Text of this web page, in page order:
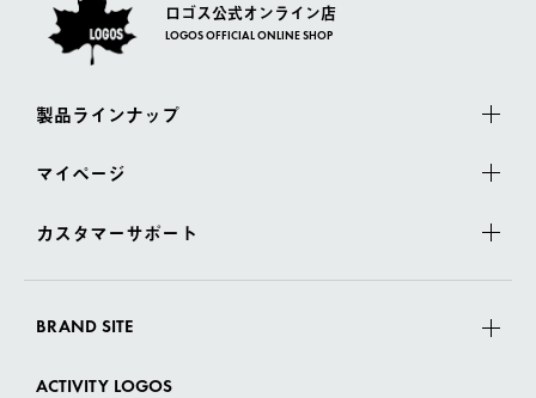
ロゴス公式オンライン店
LOGOS OFFICIAL ONLINE SHOP
製品ラインナップ
マイページ
カスタマーサポート
BRAND SITE
ACTIVITY LOGOS